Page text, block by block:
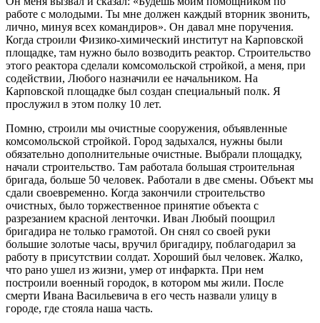
работе с молодыми. Ты мне должен каждый вторник звонить,
лично, минуя всех командиров». Он давал мне поручения.
Когда строили Физико-химический институт на Карповской
площадке, там нужно было возводить реактор. Строительство
этого реактора сделали комсомольской стройкой, а меня, при
содействии, Любого назначили ее начальником. На
Карповской площадке был создан специальный полк. Я
прослужил в этом полку 10 лет.
Помню, строили мы очистные сооружения, объявленные
комсомольской стройкой. Город задыхался, нужны были
обязательно дополнительные очистные. Выбрали площадку,
начали строительство. Там работала большая строительная
бригада, больше 50 человек. Работали в две смены. Объект мы
сдали своевременно. Когда закончили строительство
очистных, было торжественное принятие объекта с
разрезанием красной ленточки. Иван Любый поощрил
бригадира не только грамотой. Он снял со своей руки
большие золотые часы, вручил бригадиру, поблагодарил за
работу в присутствии солдат. Хороший был человек. Жалко,
что рано ушел из жизни, умер от инфаркта. При нем
построили военный городок, в котором мы жили. После
смерти Ивана Васильевича в его честь назвали улицу в
городе, где стояла наша часть.